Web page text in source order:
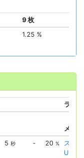
9 枚
1.25 %
ライ
メン
5 秒 - 20 %
スコア
UPLV.1